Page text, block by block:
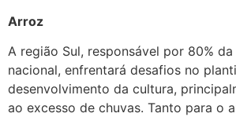
Arroz
A região Sul, responsável por 80%
nacional, enfrentará desafios no
desenvolvimento da cultura,
ao excesso de chuvas. Tanto para o